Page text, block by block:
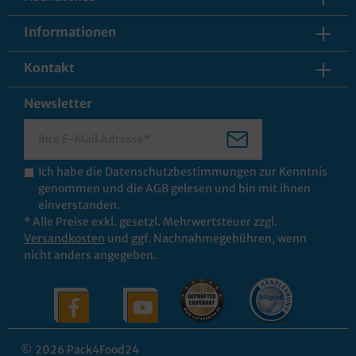
Informationen
Kontakt
Newsletter
Ich habe die Datenschutzbestimmungen zur Kenntnis
genommen und die AGB gelesen und bin mit ihnen
einverstanden.
* Alle Preise exkl. gesetzl. Mehrwertsteuer zzgl.
Versandkosten und ggf. Nachnahmegebühren, wenn
nicht anders angegeben.
© 2026 Pack4Food24